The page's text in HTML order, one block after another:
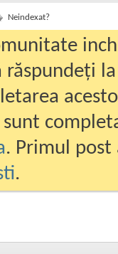
Neindexat?
răspundeți
. Primul
.